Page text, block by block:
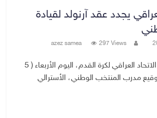
يجدد عقد آرنولد لقيادة
azez samea 297 Views
كشف مصدر في الاتحاد العراقي لكرة القدم، اليوم الأربعاء ( 5